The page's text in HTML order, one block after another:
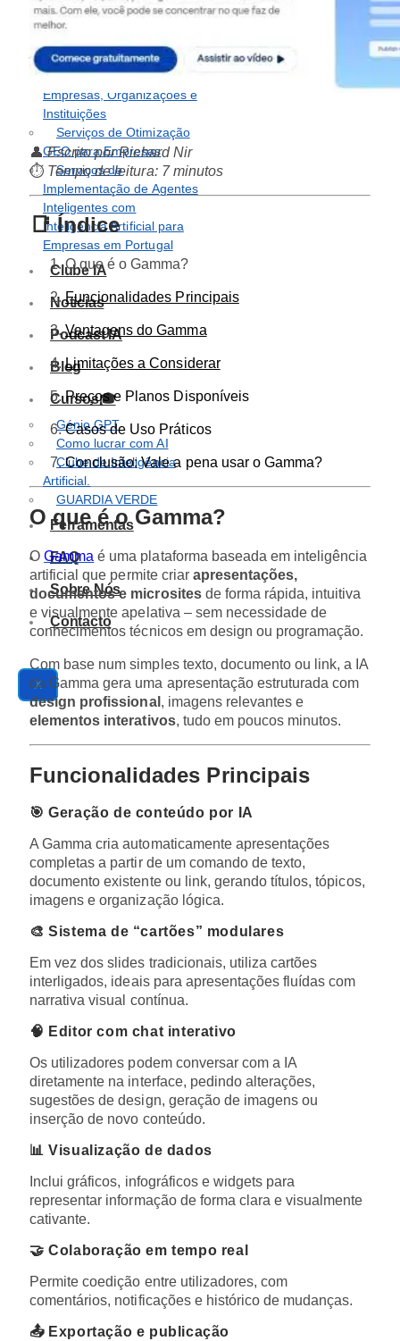
Chatbots Inteligentes com
Workshops de
Inteligência Artificial para
Empresas, Organizações e
Instituições
Serviços de Otimização
GEO para Empresas
Serviços de
Implementação de Agentes
Inteligentes com
Inteligência Artificial para
Empresas em Portugal
Clube IA
Noticias
Podcast IA
Blog
Cursos🎓
Génio GPT
Como lucrar com AI
Clube de Inteligência
Artificial.
GUARDIA VERDE
Ferramentas
FAQ
Sobre Nós
Contacto
X
👤Escrito por Richard Nir
⏱️ Tempo de leitura: 7 minutos
📑 Índice
O que é o Gamma?
Funcionalidades Principais
Vantagens do Gamma
Limitações a Considerar
Preços e Planos Disponíveis
Casos de Uso Práticos
Conclusão: Vale a pena usar o Gamma?
O que é o Gamma?
OGamma é uma plataforma baseada em inteligência
artificial que permite criar apresentações,
documentos e micrositesde forma rápida, intuitiva
e visualmente apelativa – sem necessidade de
conhecimentos técnicos em design ou programação.
Com base num simples texto, documento ou link, a IA
da Gamma gera uma apresentação estruturada com
design profissional , imagens relevantes e
elementos interativos, tudo em poucos minutos.
Funcionalidades Principais
🎯 Geração de conteúdo por IA
A Gamma cria automaticamente apresentações
completas a partir de um comando de texto,
documento existente ou link, gerando títulos, tópicos,
imagens e organização lógica.
🎨 Sistema de “cartões” modulares
Em vez dos slides tradicionais, utiliza cartões
interligados, ideais para apresentações fluídas com
narrativa visual contínua.
🧠 Editor com chat interativo
Os utilizadores podem conversar com a IA
diretamente na interface, pedindo alterações,
sugestões de design, geração de imagens ou
inserção de novo conteúdo.
📊 Visualização de dados
Inclui gráficos, infográficos e widgets para
representar informação de forma clara e visualmente
cativante.
🤝 Colaboração em tempo real
Permite coedição entre utilizadores, com
comentários, notificações e histórico de mudanças.
📤 Exportação e publicação